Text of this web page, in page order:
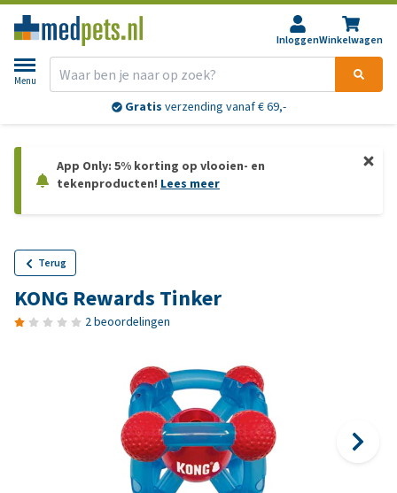
InloggenWinkelwagen
Menu
Gratis verzending vanaf € 69,-
App Only: 5% korting op vlooien- en
tekenproducten! Lees meer
Terug
KONG Rewards Tinker
2 beoordelingen